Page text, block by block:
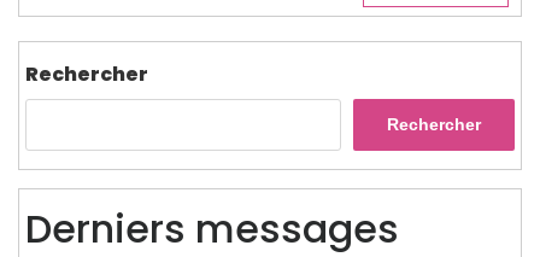
Rechercher
Rechercher
Derniers messages